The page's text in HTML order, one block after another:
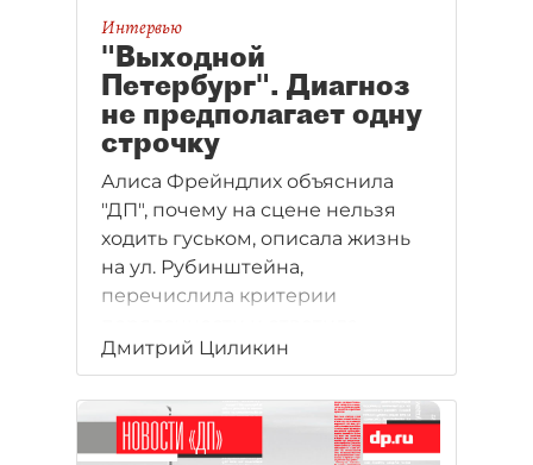
Интервью
"Выходной
Петербург". Диагноз
не предполагает одну
строчку
Алиса Фрейндлих объяснила
"ДП", почему на сцене нельзя
ходить гуськом, описала жизнь
на ул. Рубинштейна,
перечислила критерии
на вопрос о телефоне
Владимира Путина.
Дмитрий Циликин